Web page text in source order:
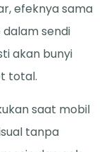
efeknya sama
sendi
akan bunyi
total.
saat mobil
tanpa